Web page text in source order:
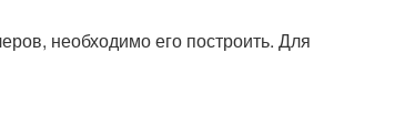
необходимо его построить. Для